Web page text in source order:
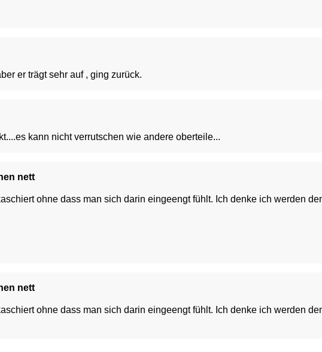
er trägt sehr auf , ging zurück.
kann nicht verrutschen wie andere oberteile...
nett
ohne dass man sich darin eingeengt fühlt. Ich denke ich werden
nett
ohne dass man sich darin eingeengt fühlt. Ich denke ich werden